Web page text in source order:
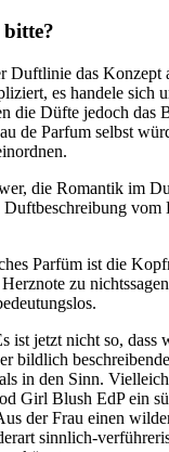
bitte?
Duftlinie das Konzept
es handele sich
die Düfte jedoch das
de Parfum selbst
die Romantik im
vom
Parfüm ist die
zu
ist jetzt nicht so,
bildlich
in den Sinn.
Girl Blush EdP ein
der Frau einen
sinnlich-